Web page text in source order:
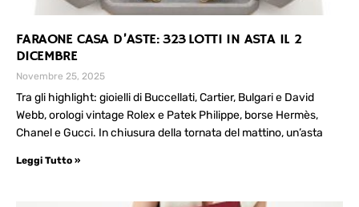
FARAONE CASA D’ASTE: 323 LOTTI IN ASTA IL 2
DICEMBRE
Novembre 25, 2025
Tra gli highlight: gioielli di Buccellati, Cartier, Bulgari e David
Webb, orologi vintage Rolex e Patek Philippe, borse Hermès,
Chanel e Gucci. In chiusura della tornata del mattino, un’asta
Leggi Tutto »